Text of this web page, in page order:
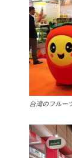
台湾のフルー